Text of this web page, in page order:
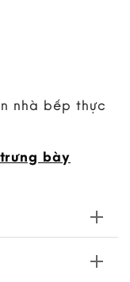
nhà bếp thực
bày